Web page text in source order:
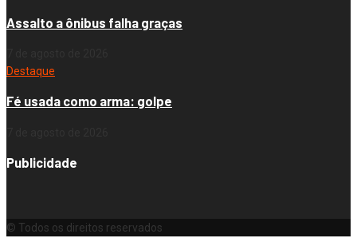
Assalto a ônibus falha graças
Destaque
Fé usada como arma: golpe
Publicidade
© Todos os direitos reservados